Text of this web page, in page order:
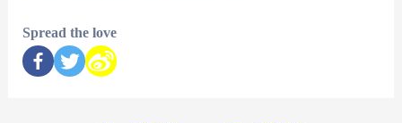
Spread the love